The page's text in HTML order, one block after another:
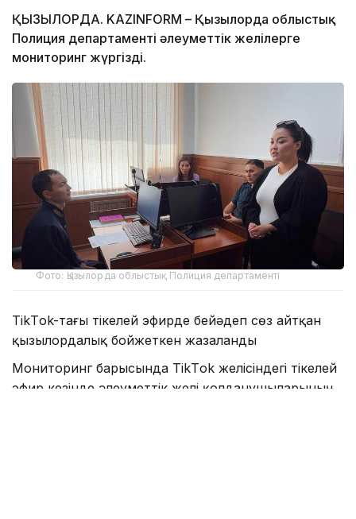
ҚЫЗЫЛОРДА. KAZINFORM – Қызылорда облыстық
Полиция департаменті әлеуметтік желілерге
мониторинг жүргізді.
Фото: Қызылорда облыстық Полиция департаменті
TikТok-тағы тікелей эфирде бейәдеп сөз айтқан
қызылордалық бойжеткен жазаланды
Мониторинг барысында TikТok желісіндегі тікелей
эфир кезінде әлеуметтік желі қолданушыларының